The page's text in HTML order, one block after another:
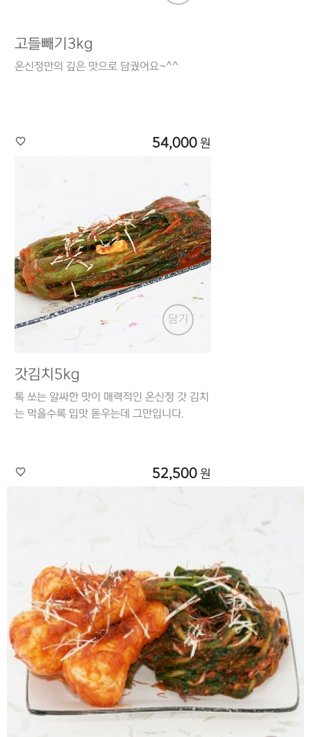
고들빼기3kg
온신정만의 깊은 맛으로 담궜어요~^^
54,000 원
담기
갓김치5kg
톡 쏘는 알싸한 맛이 매력적인 온신정 갓 김치
는 먹을수록 입맛 돋우는데 그만입니다.
52,500 원